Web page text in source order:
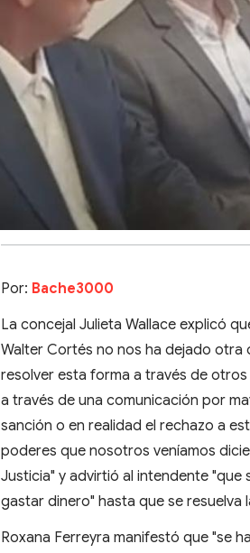
Por: Bache3000
La concejal Julieta Wallace explicó
Walter Cortés no nos ha dejado otra
resolver esta forma a través de
a través de una comunicación por
sanción o en realidad el rechazo a
poderes que nosotros veníamos
Justicia" y advirtió al intendente
gastar dinero" hasta que se resuelva
Roxana Ferreyra manifestó que "se